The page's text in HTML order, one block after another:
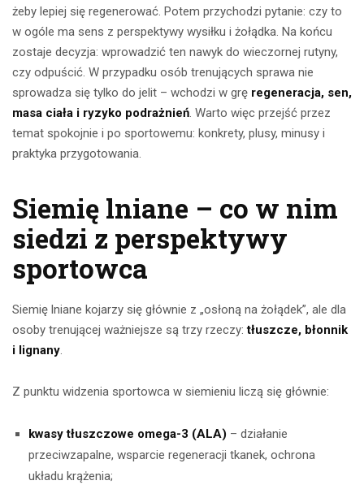
żeby lepiej się regenerować. Potem przychodzi pytanie: czy to
w ogóle ma sens z perspektywy wysiłku i żołądka. Na końcu
zostaje decyzja: wprowadzić ten nawyk do wieczornej rutyny,
czy odpuścić. W przypadku osób trenujących sprawa nie
sprowadza się tylko do jelit – wchodzi w grę regeneracja, sen,
masa ciała i ryzyko podrażnień. Warto więc przejść przez
temat spokojnie i po sportowemu: konkrety, plusy, minusy i
praktyka przygotowania.
Siemię lniane – co w nim
siedzi z perspektywy
sportowca
Siemię lniane kojarzy się głównie z „osłoną na żołądek”, ale dla
osoby trenującej ważniejsze są trzy rzeczy:tłuszcze, błonnik
i lignany.
Z punktu widzenia sportowca w siemieniu liczą się głównie:
kwasy tłuszczowe omega-3 (ALA) – działanie
przeciwzapalne, wsparcie regeneracji tkanek, ochrona
układu krążenia;